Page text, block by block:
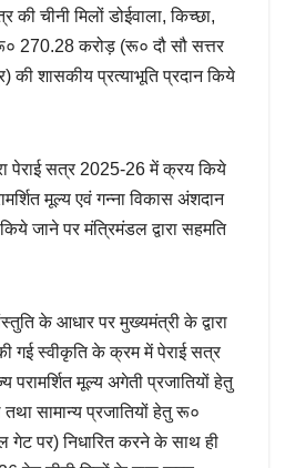
की चीनी मिलों डोईवाला, किच्छा,
270.28 करोड़ (रू० दौ सौ सत्तर
की शासकीय प्रत्याभूति प्रदान किये
पेराई सत्र 2025-26 में क्रय किये
मूल्य एवं गन्ना विकास अंशदान
जाने पर मंत्रिमंडल द्वारा सहमति
के आधार पर मुख्यमंत्री के द्वारा
गई स्वीकृति के क्रम में पेराई सत्र
परामर्शित मूल्य अगेती प्रजातियों हेतु
सामान्य प्रजातियों हेतु रू०
गेट पर) निधारित करने के साथ ही